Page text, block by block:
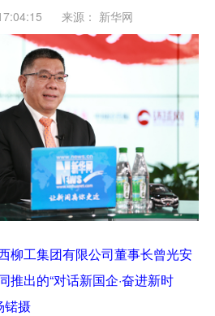
来源： 新华网
工集团有限公司董事长曾光安
推出的“对话新国企·奋进新时
锘摄